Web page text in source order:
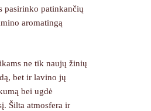
pasirinko patinkančių
aromatingą
ne tik naujų žinių
bet ir lavino jų
bei ugdė
Šilta atmosfera ir